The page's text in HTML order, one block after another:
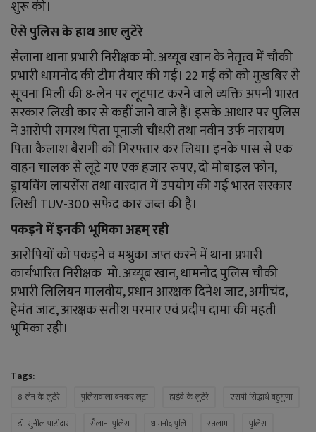
शुरू की।
ऐसे पुलिस के हाथ आए लुटेरे
सैलाना थाना प्रभारी निरीक्षक मो. अय्यूब खान के नेतृत्व में चौकी
प्रभारी धामनोद की टीम तैयार की गई। 22 मई को को मुखबिर से
सूचना मिली की 8-लेन पर लूटपाट करने वाले व्यक्ति अपनी भारत
सरकार लिखी कार से कहीं जाने वाले हैं। इसके आधार पर पुलिस
ने आरोपी समरथ पिता पूनाजी चौधरी तथा नवीन उर्फ नारायण
पिता कैलाश बैरागी को गिरफ्तार कर लिया। इनके पास से एक
वाहन चालक से लूटे गए एक हजार रुपए, दो मोबाइल फोन,
ड्रायविंग लायसेंस तथा वारदात में उपयोग की गई भारत सरकार
लिखी TUV-300 सफेद कार जब्त की है।
पकड़ने में इनकी भूमिका अहम् रही
आरोपियों को पकड़ने व मश्रुका जप्त करने में थाना प्रभारी
कार्यभारित निरीक्षक मो. अय्यूब खान, धामनोद पुलिस चौकी
प्रभारी लिलियन मालवीय, प्रधान आरक्षक दिनेश जाट, अमीचंद,
हेमंत जाट, आरक्षक सतीश परमार एवं प्रदीप दामा की महती
भूमिका रही।
Tags:
8-लेन के लुटेरे पुलिसवाला बनकर लूटा हाईवे के लुटेरे
एसपी सिद्धार्थ बहुगुणा
डॉ. सुनील पाटीदार
सैलाना पुलिस धामनोद पुलि रतलाम
पुलिस